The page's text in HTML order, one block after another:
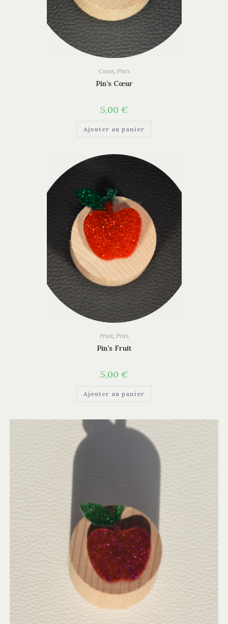
Cœur, Pin's
Pin’s Cœur
5,00 €
Ajouter au panier
Fruit, Pin's
Pin’s Fruit
5,00 €
Ajouter au panier